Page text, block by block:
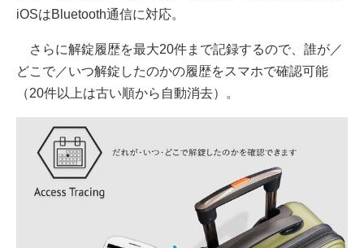
iOSはBluetooth通信に対応。
さらに解錠履歴を最大20件まで記録するので、誰が／
どこで／いつ解錠したのかの履歴をスマホで確認可能
（20件以上は古い順から自動消去）。